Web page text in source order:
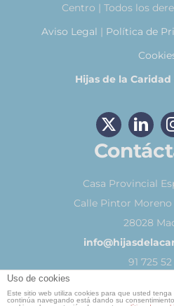
Centro | Todos los
Aviso Legal | Política de
Hijas de la
Casa Provincial
Calle Pintor Moreno
28028
91 725
Uso de cookies
Este sitio web utiliza cookies para que usted
continúa navegando está dando su